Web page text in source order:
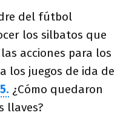
del fútbol
los silbatos que
acciones para los
los juegos de ida de
¿Cómo quedaron
llaves?